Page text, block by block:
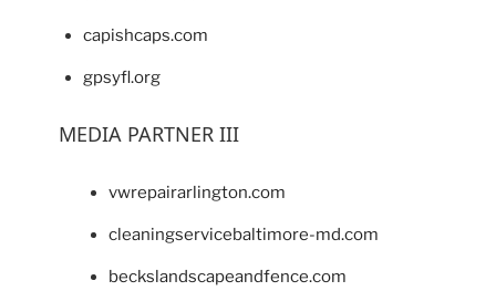
capishcaps.com
gpsyfl.org
MEDIA PARTNER III
vwrepairarlington.com
cleaningservicebaltimore-md.com
beckslandscapeandfence.com